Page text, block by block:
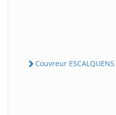
Couvreur ESCALQUENS